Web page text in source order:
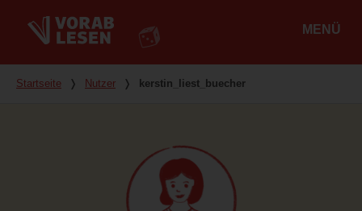
MENÜ
Du bist hier
Startseite ❭ Nutzer ❭ kerstin_liest_buecher